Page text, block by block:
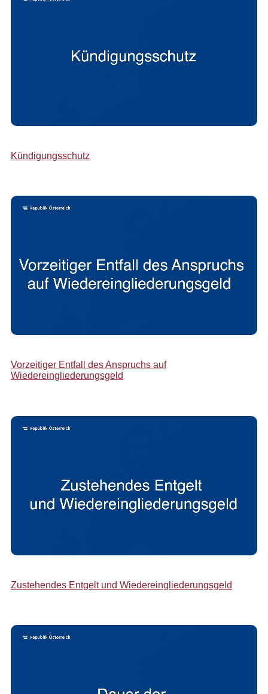
Kündigungsschutz
Vorzeitiger Entfall des Anspruchs auf
Wiedereingliederungsgeld
Zustehendes Entgelt und Wiedereingliederungsgeld